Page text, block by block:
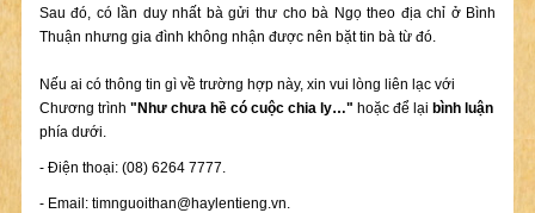
Sau đó, có lần duy nhất bà gửi thư cho bà Ngọ theo địa chỉ ở Bình
Thuận nhưng gia đình không nhận được nên bặt tin bà từ đó.
Nếu ai có thông tin gì về trường hợp này, xin vui lòng liên lạc với
Chương trình "Như chưa hề có cuộc chia ly…" hoặc để lại bình luận
phía dưới.
- Điện thoại: (08) 6264 7777.
- Email: timnguoithan@haylentieng.vn.